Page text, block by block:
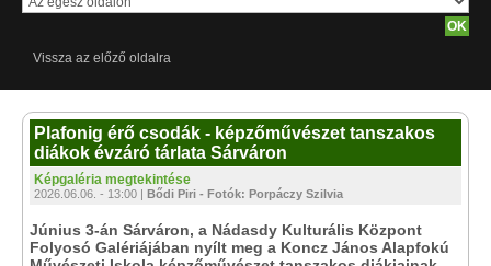
Vissza az előző oldalra
Plafonig érő csodák - képzőművészet tanszakos
diákok évzáró tárlata Sárváron
Képgaléria megtekintése
2026.06.06. - 13:00 | Bődi Piri - Fotók: Porpáczy Szilvia
Június 3-án Sárváron, a Nádasdy Kulturális Központ
Folyosó Galériájában nyílt meg a Koncz János Alapfokú